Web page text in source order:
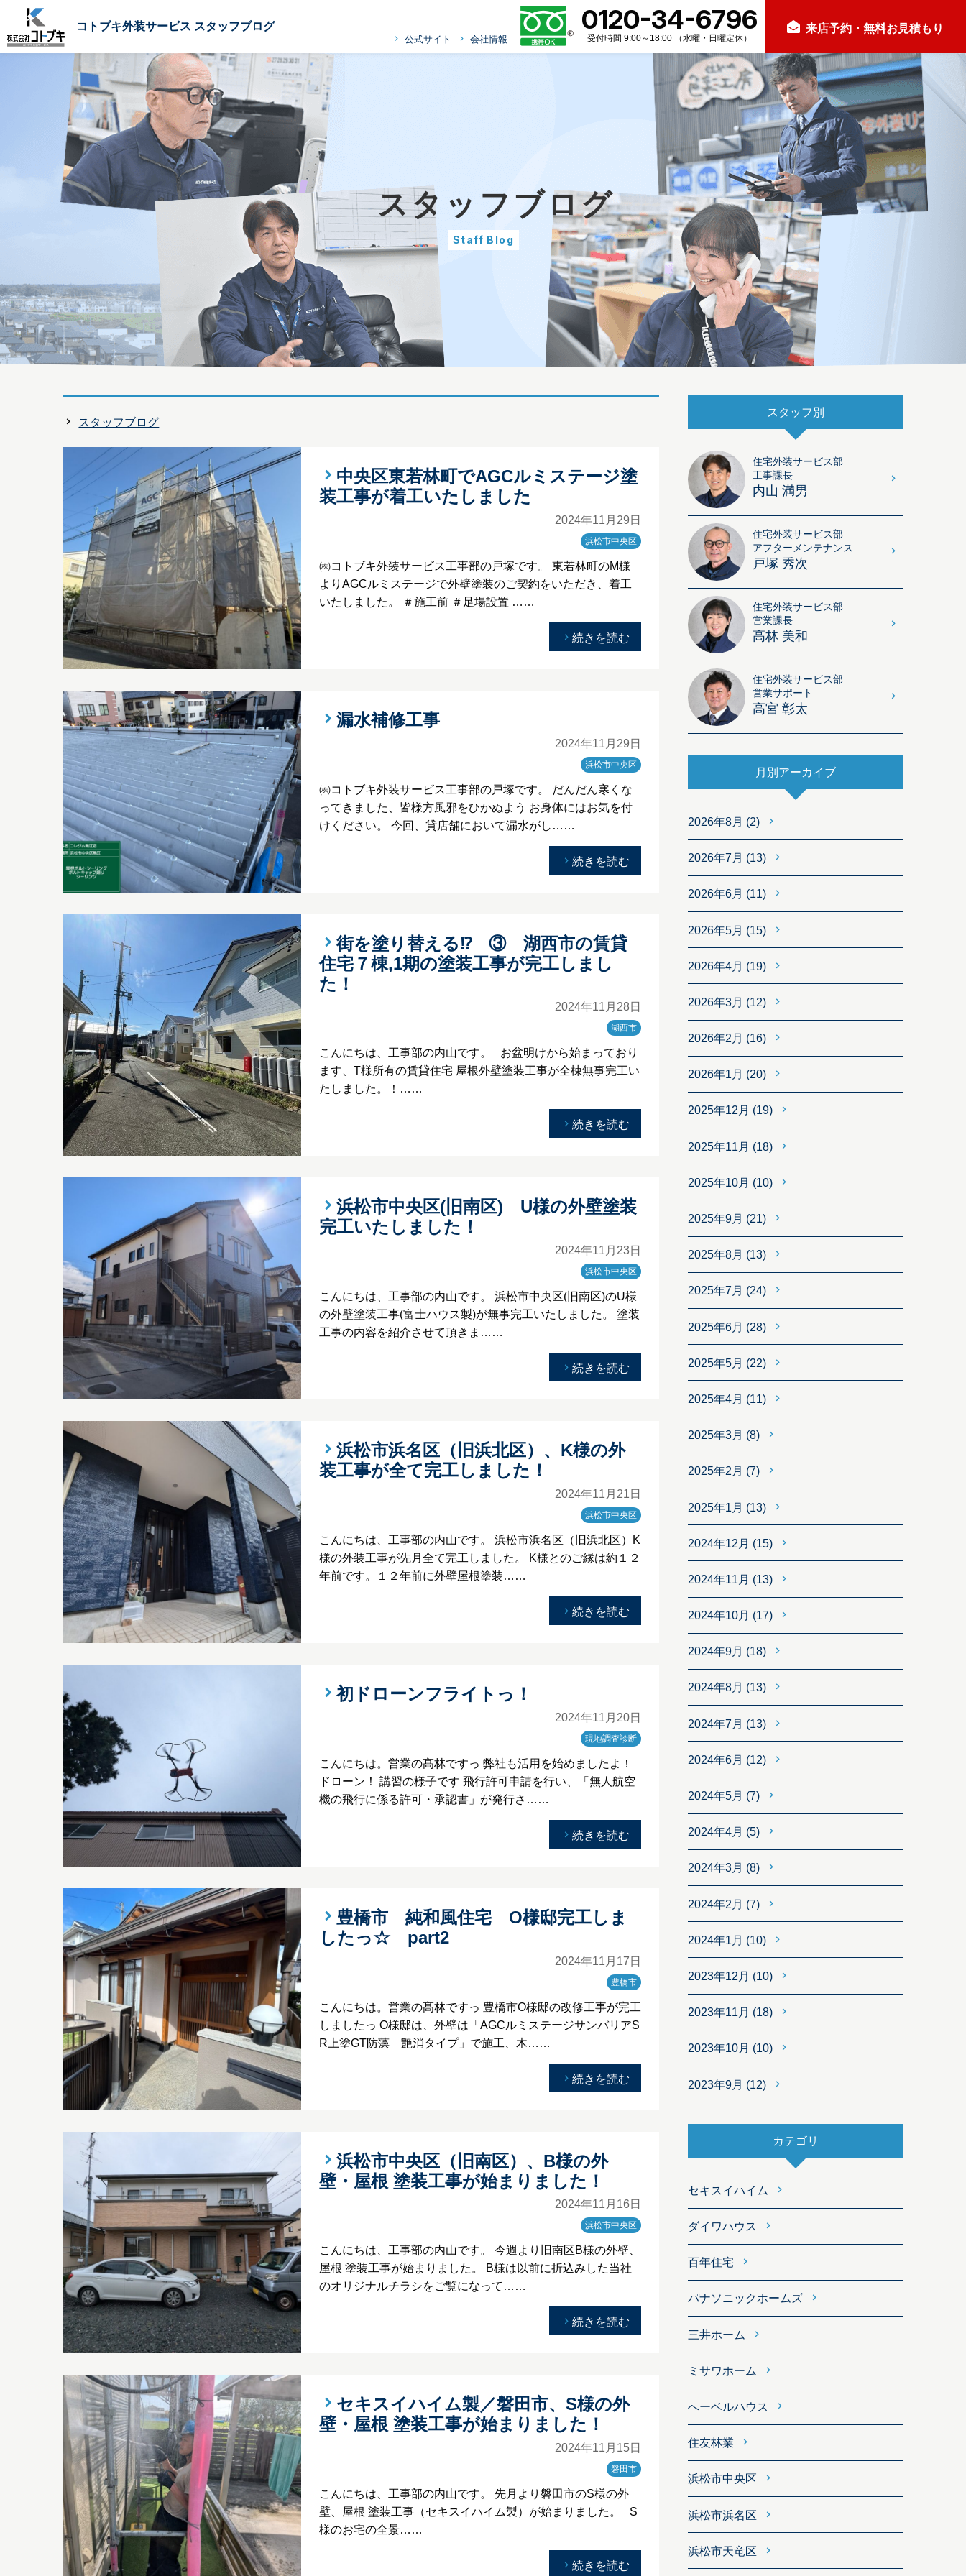
コトブキ外装サービス スタッフブログ
公式サイト 会社情報
0120-34-6796
受付時間 9:00～18:00 （水曜・日曜定休）
来店予約・無料お見積もり
スタッフブログ
Staff Blog
スタッフブログ
中央区東若林町でAGCルミステージ塗
装工事が着工いたしました
2024年11月29日
浜松市中央区
㈱コトブキ外装サービス工事部の戸塚です。 東若林町のM様
よりAGCルミステージで外壁塗装のご契約をいただき、着工
いたしました。 ＃施工前 ＃足場設置 ……
続きを読む
漏水補修工事
2024年11月29日
浜松市中央区
㈱コトブキ外装サービス工事部の戸塚です。 だんだん寒くな
ってきました、皆様方風邪をひかぬよう お身体にはお気を付
けください。 今回、貸店舗において漏水がし……
続きを読む
街を塗り替える⁉ ③ 湖西市の賃貸
住宅７棟,1期の塗装工事が完工しまし
た！
2024年11月28日
湖西市
こんにちは、工事部の内山です。 お盆明けから始まっており
ます、T様所有の賃貸住宅 屋根外壁塗装工事が全棟無事完工い
たしました。！……
続きを読む
浜松市中央区(旧南区) U様の外壁塗装
完工いたしました！
2024年11月23日
浜松市中央区
こんにちは、工事部の内山です。 浜松市中央区(旧南区)のU様
の外壁塗装工事(富士ハウス製)が無事完工いたしました。 塗装
工事の内容を紹介させて頂きま……
続きを読む
浜松市浜名区（旧浜北区）、K様の外
装工事が全て完工しました！
2024年11月21日
浜松市中央区
こんにちは、工事部の内山です。 浜松市浜名区（旧浜北区）K
様の外装工事が先月全て完工しました。 K様とのご縁は約１２
年前です。１２年前に外壁屋根塗装……
続きを読む
初ドローンフライトっ！
2024年11月20日
現地調査診断
こんにちは。営業の髙林ですっ 弊社も活用を始めましたよ！
ドローン！ 講習の様子です 飛行許可申請を行い、「無人航空
機の飛行に係る許可・承認書」が発行さ……
続きを読む
豊橋市 純和風住宅 O様邸完工しま
したっ☆ part2
2024年11月17日
豊橋市
こんにちは。営業の髙林ですっ 豊橋市O様邸の改修工事が完工
しましたっ O様邸は、外壁は「AGCルミステージサンバリアS
R上塗GT防藻 艶消タイプ」で施工、木……
続きを読む
浜松市中央区（旧南区）、B様の外
壁・屋根 塗装工事が始まりました！
2024年11月16日
浜松市中央区
こんにちは、工事部の内山です。 今週より旧南区B様の外壁、
屋根 塗装工事が始まりました。 B様は以前に折込みした当社
のオリジナルチラシをご覧になって……
続きを読む
セキスイハイム製／磐田市、S様の外
壁・屋根 塗装工事が始まりました！
2024年11月15日
磐田市
こんにちは、工事部の内山です。 先月より磐田市のS様の外
壁、屋根 塗装工事（セキスイハイム製）が始まりました。 S
様のお宅の全景……
続きを読む
スタッフ別
住宅外装サービス部
工事課長
内山 満男
住宅外装サービス部
アフターメンテナンス
戸塚 秀次
住宅外装サービス部
営業課長
高林 美和
住宅外装サービス部
営業サポート
高宮 彰太
月別アーカイブ
2026年8月 (2)
2026年7月 (13)
2026年6月 (11)
2026年5月 (15)
2026年4月 (19)
2026年3月 (12)
2026年2月 (16)
2026年1月 (20)
2025年12月 (19)
2025年11月 (18)
2025年10月 (10)
2025年9月 (21)
2025年8月 (13)
2025年7月 (24)
2025年6月 (28)
2025年5月 (22)
2025年4月 (11)
2025年3月 (8)
2025年2月 (7)
2025年1月 (13)
2024年12月 (15)
2024年11月 (13)
2024年10月 (17)
2024年9月 (18)
2024年8月 (13)
2024年7月 (13)
2024年6月 (12)
2024年5月 (7)
2024年4月 (5)
2024年3月 (8)
2024年2月 (7)
2024年1月 (10)
2023年12月 (10)
2023年11月 (18)
2023年10月 (10)
2023年9月 (12)
カテゴリ
セキスイハイム
ダイワハウス
百年住宅
パナソニックホームズ
三井ホーム
ミサワホーム
へーベルハウス
住友林業
浜松市中央区
浜松市浜名区
浜松市天竜区